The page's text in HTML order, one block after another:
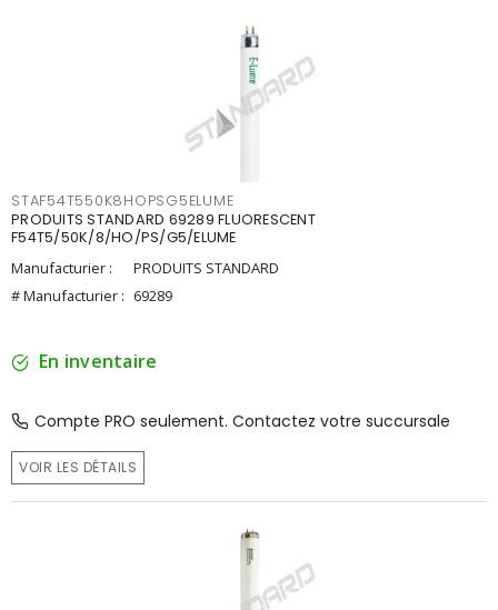
STAF54T550K8HOPSG5ELUME
PRODUITS STANDARD 69289 FLUORESCENT
F54T5/50K/8/HO/PS/G5/ELUME
Manufacturier :
PRODUITS STANDARD
# Manufacturier : 69289
En inventaire
Compte PRO seulement. Contactez votre succursale
VOIR LES DÉTAILS